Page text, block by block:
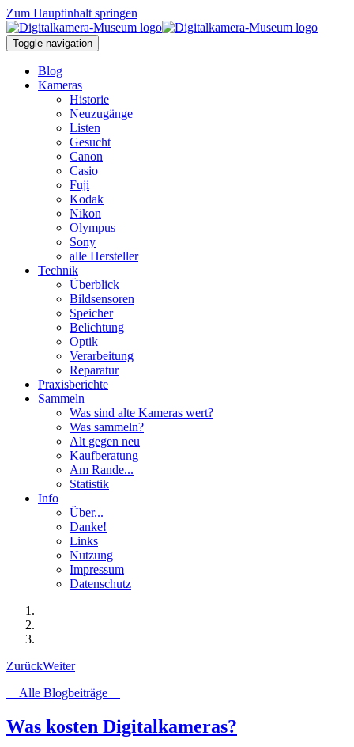
Zum Hauptinhalt springen
Toggle navigation
Blog
Kameras
Historie
Neuzugänge
Listen
Gesucht
Canon
Casio
Fuji
Kodak
Nikon
Olympus
Sony
alle Hersteller
Technik
Überblick
Bildsensoren
Speicher
Belichtung
Optik
Verarbeitung
Reparatur
Praxisberichte
Sammeln
Was sind alte Kameras wert?
Was sammeln?
Alt gegen neu
Kaufberatung
Am Rande...
Statistik
Info
Über...
Danke!
Links
Nutzung
Impressum
Datenschutz
ZurückWeiter
Alle Blogbeiträge
Was kosten Digitalkameras?